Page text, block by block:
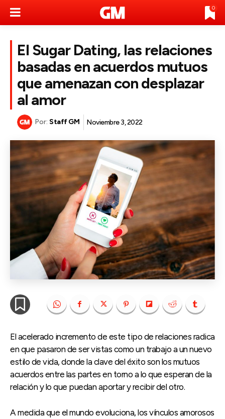
0
El Sugar Dating, las relaciones
basadas en acuerdos mutuos
que amenazan con desplazar
al amor
Por: Staff GM Noviembre 3, 2022
El acelerado incremento de este tipo de relaciones radica
en que pasaron de ser vistas como un trabajo a un nuevo
estilo de vida, donde la clave del éxito son los mutuos
acuerdos entre las partes en torno a lo que esperan de la
relación y lo que puedan aportar y recibir del otro.
A medida que el mundo evoluciona, los vínculos amorosos